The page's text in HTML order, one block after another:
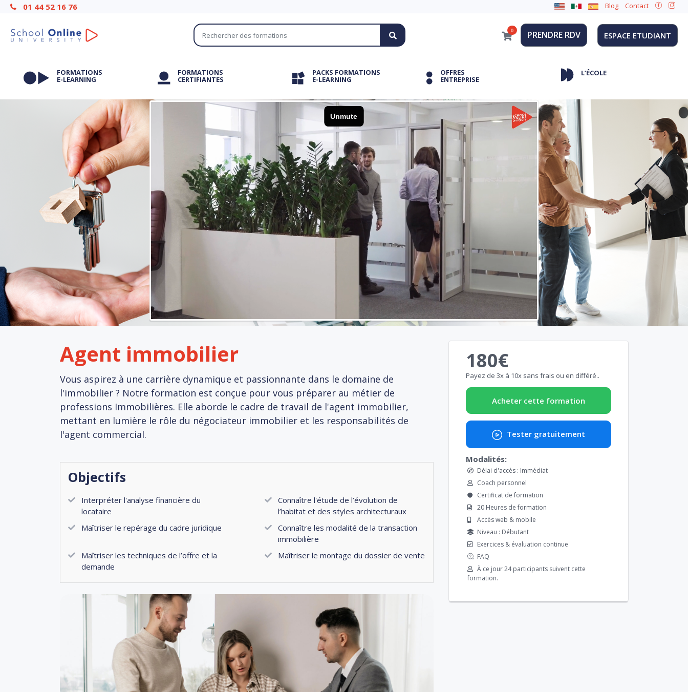
01 44 52 16 76 Blog Contact
0 PRENDRE RDV ESPACE ETUDIANT
FORMATIONS
E-LEARNING
FORMATIONS
CERTIFIANTES
PACKS FORMATIONS
E-LEARNING
OFFRES
ENTREPRISE
L’ÉCOLE
Agent immobilier
Vous aspirez à une carrière dynamique et passionnante dans le domaine de
l'immobilier ? Notre formation est conçue pour vous préparer au métier de
professions Immobilières. Elle aborde le cadre de travail de l'agent immobilier,
mettant en lumière le rôle du négociateur immobilier et les responsabilités de
l'agent commercial.
Objectifs
Interpréter l'analyse financière du
locataire
Connaître l'étude de l’évolution de
l’habitat et des styles architecturaux
Maîtriser le repérage du cadre juridique
Connaître les modalité de la transaction
immobilière
Maîtriser les techniques de l’offre et la
demande
Maîtriser le montage du dossier de vente
180€
Payez de 3x à 10x sans frais ou en différé..
Acheter cette formation
Tester gratuitement
Modalités:
Délai d'accès : Immédiat
Coach personnel
Certificat de formation
20 Heures de formation
Accès web & mobile
Niveau : Débutant
Exercices & évaluation continue
FAQ
À ce jour 24 participants suivent cette
formation.